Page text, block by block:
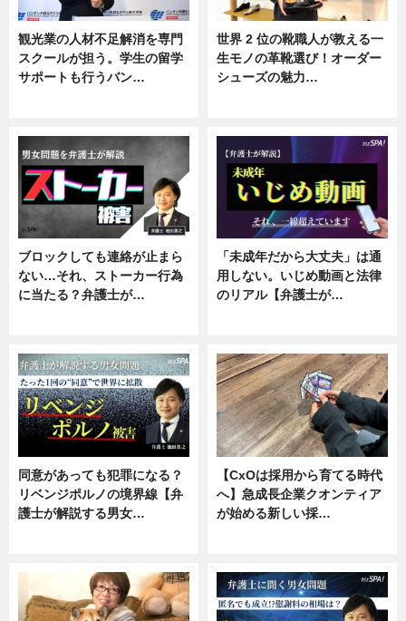
観光業の人材不足解消を専門
スクールが担う。学生の留学
サポートも行うバン…
世界 2 位の靴職人が教える一
生モノの革靴選び！オーダー
シューズの魅力…
ブロックしても連絡が止まら
ない…それ、ストーカー行為
に当たる？弁護士が…
「未成年だから大丈夫」は通
用しない。いじめ動画と法律
のリアル【弁護士が…
同意があっても犯罪になる？
リベンジポルノの境界線【弁
護士が解説する男女…
【CxOは採用から育てる時代
へ】急成長企業クオンティア
が始める新しい採…